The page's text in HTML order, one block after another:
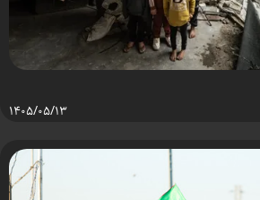
۱۴۰۵/۰۵/۱۳